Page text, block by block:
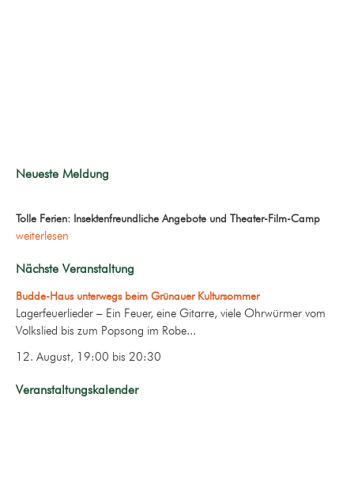
Neueste Meldung
Tolle Ferien: Insektenfreundliche Angebote und Theater-Film-Camp
weiterlesen
Nächste Veranstaltung
Budde-Haus unterwegs beim Grünauer Kultursommer
Lagerfeuerlieder – Ein Feuer, eine Gitarre, viele Ohrwürmer vom
Volkslied bis zum Popsong im Robe...
12. August, 19:00 bis 20:30
Veranstaltungskalender